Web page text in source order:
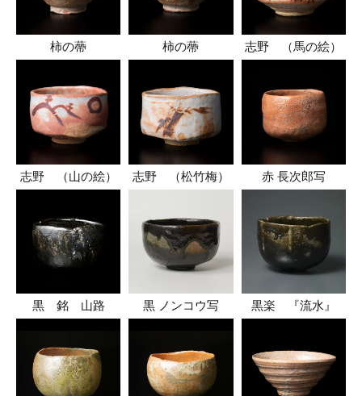
柿の蔕 柿の蔕 志野 （馬の絵）
志野 （山の絵） 志野 （松竹梅） 赤 長次郎写
黒 銘 山路 黒 ノンコウ写 黒楽 『流水』